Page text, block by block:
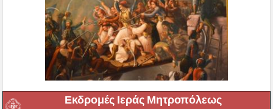
Εκδρομές Ιεράς Μητροπόλεως